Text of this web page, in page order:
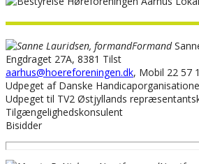
Formand
Engdraget 27A, 8381 Tilst
aarhus@hoereforeningen.dk, Mobil 22 57
Udpeget af Danske
Udpeget til TV2 Østjyllands
Tilgængelighedskonsulent
Bisidder